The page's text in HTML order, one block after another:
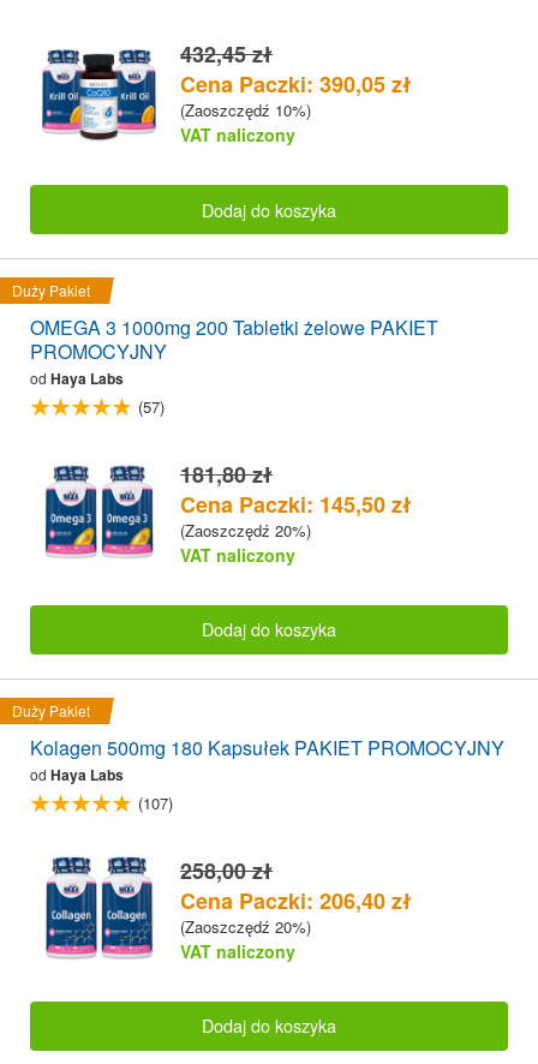
432,45 zł
Cena Paczki: 390,05 zł
(Zaoszczędź 10%)
VAT naliczony
Dodaj do koszyka
Duży Pakiet
OMEGA 3 1000mg 200 Tabletki żelowe PAKIET
PROMOCYJNY
od Haya Labs
(57)
181,80 zł
Cena Paczki: 145,50 zł
(Zaoszczędź 20%)
VAT naliczony
Dodaj do koszyka
Duży Pakiet
Kolagen 500mg 180 Kapsułek PAKIET PROMOCYJNY
od Haya Labs
(107)
258,00 zł
Cena Paczki: 206,40 zł
(Zaoszczędź 20%)
VAT naliczony
Dodaj do koszyka